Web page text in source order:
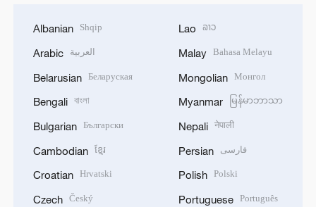
Albanian Shqip
Arabic العربية
Belarusian Беларуская
Bengali বাংলা
Bulgarian Български
Cambodian ខ្មែរ
Croatian Hrvatski
Czech Český
Lao ລາວ
Malay Bahasa Melayu
Mongolian Монгол
Myanmar မြန်မာဘာသာ
Nepali नेपाली
Persian فارسی
Polish Polski
Portuguese Português